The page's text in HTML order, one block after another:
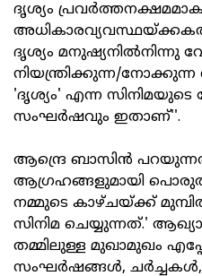
ദൃശ്യം
ദൃശ്യം മനുഷ്യനിൽനിന്നു
നിയന്ത്രിക്കുന്ന/നോക്കുന്ന
'ദൃശ്യം' എന്ന സിനിമയുടെ
സംഘർഷവും ഇതാണ്''.
ആന്ദ്രെ ബാസിൻ
ആഗ്രഹങ്ങളുമായി
നമ്മുടെ കാഴ്ചയ്ക്ക്
സിനിമ ചെയ്യുന്നത്.'
തമ്മിലുള്ള മുഖാമുഖം
സംഘർഷങ്ങൾ,